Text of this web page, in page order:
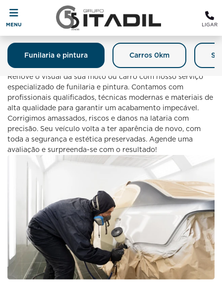
MENU LIGAR
Carros 0km
Funilaria e pintura
Funilaria E Pintura
Renove o visual da sua moto ou carro com nosso serviço
especializado de funilaria e pintura. Contamos com
profissionais qualificados, técnicas modernas e materiais de
alta qualidade para garantir um acabamento impecável.
Corrigimos amassados, riscos e danos na lataria com
precisão. Seu veículo volta a ter aparência de novo, com
toda a segurança e estética preservadas. Agende uma
avaliação e surpreenda-se com o resultado!